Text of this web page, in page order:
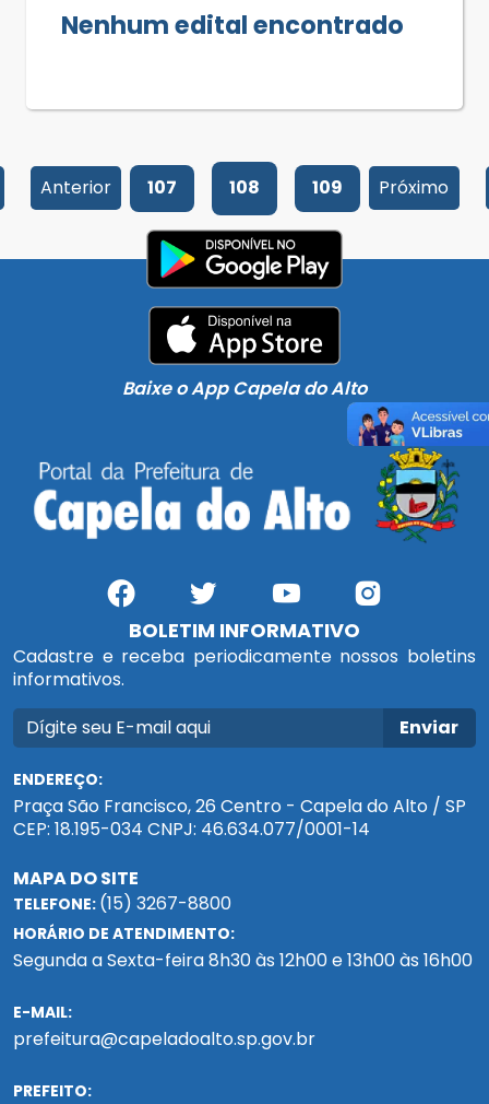
Nenhum edital encontrado
Anterior 107 108 109 Próximo
Baixe o App Capela do Alto
BOLETIM INFORMATIVO
Cadastre e receba periodicamente nossos boletins
informativos.
Enviar
ENDEREÇO:
Praça São Francisco, 26 Centro - Capela do Alto / SP
CEP: 18.195-034 CNPJ: 46.634.077/0001-14
MAPA DO SITE
TELEFONE: (15) 3267-8800
HORÁRIO DE ATENDIMENTO:
Segunda a Sexta-feira 8h30 às 12h00 e 13h00 às 16h00
E-MAIL:
prefeitura@capeladoalto.sp.gov.br
PREFEITO: